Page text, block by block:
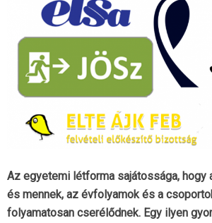
Az egyetemi létforma sajátossága, hogy
és mennek, az évfolyamok és a
folyamatosan cserélődnek. Egy ilyen